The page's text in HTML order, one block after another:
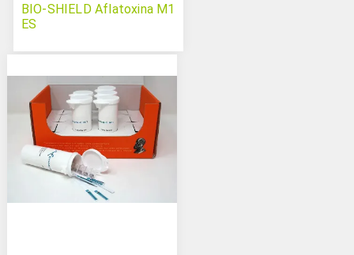
BIO-SHIELD Aflatoxina M1
ES